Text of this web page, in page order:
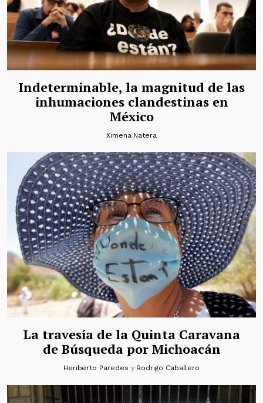
Indeterminable, la magnitud de las
inhumaciones clandestinas en
México
Ximena Natera
La travesía de la Quinta Caravana
de Búsqueda por Michoacán
Heriberto Paredes y Rodrigo Caballero